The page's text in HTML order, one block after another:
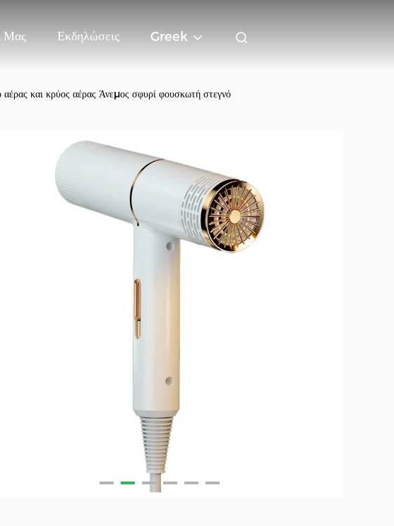
Μας Εκδηλώσεις Greek
και κρύος αέρας Άνεμος σφυρί φουσκωτή στεγνό